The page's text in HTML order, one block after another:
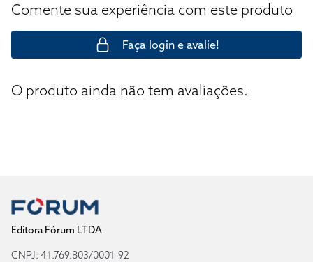
Comente sua experiência com este produto
Faça login e avalie!
O produto ainda não tem avaliações.
Editora Fórum LTDA
CNPJ: 41.769.803/0001-92